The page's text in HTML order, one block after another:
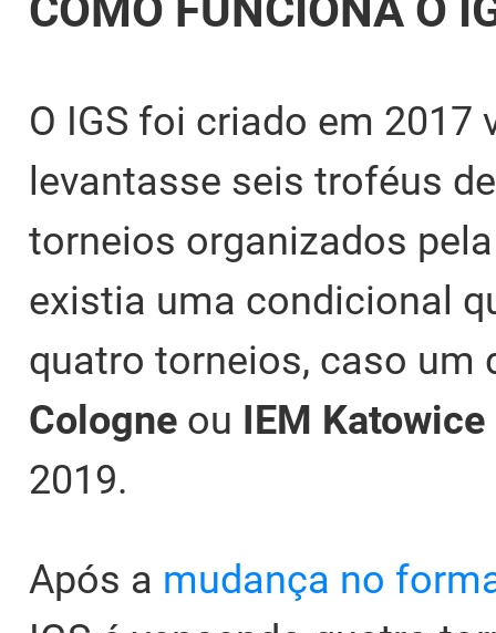
COMO FUNCIONA O
O IGS foi criado em 2017
levantasse seis troféus
torneios organizados pela
existia uma condicional
quatro torneios, caso
Cologne ou IEM Katowice
2019.
Após a mudança no